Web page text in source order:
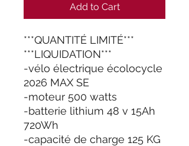
Add to Cart
***QUANTITÉ LIMITÉ***
***LIQUIDATION***
-vélo électrique écolocycle
2026 MAX SE
-moteur 500 watts
-batterie lithium 48 v 15Ah
720Wh
-capacité de charge 125 KG